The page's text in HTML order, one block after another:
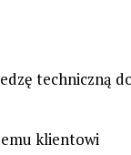
techniczną
klientowi